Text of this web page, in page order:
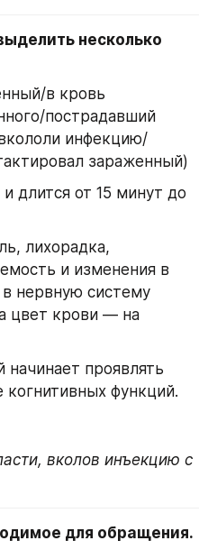
несколько
в кровь
пострадавший
инфекцию/
зараженный)
длится от 15 минут до
лихорадка,
и изменения в
нервную систему
цвет крови — на
начинает проявлять
функций.
вколов инъекцию с
для обращения.